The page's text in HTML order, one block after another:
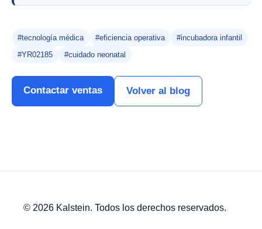
#tecnología médica #eficiencia operativa
#incubadora infantil
#YR02185
#cuidado neonatal
Contactar ventas Volver al blog
© 2026 Kalstein. Todos los derechos reservados.